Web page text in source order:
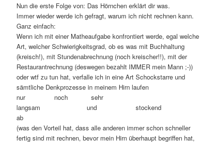
Nun die erste Folge von: Das Hörnchen erklärt dir was.
Immer wieder werde ich gefragt, warum ich nicht rechnen kann.
Ganz einfach:
Wenn ich mit einer Matheaufgabe konfrontiert werde, egal welche
Art, welcher Schwierigkeitsgrad, ob es was mit Buchhaltung
(kreisch!), mit Stundenabrechnung (noch kreischer!!), mit der
Restaurantrechnung (deswegen bezahlt IMMER mein Mann ;-))
oder wtf zu tun hat, verfalle ich in eine Art Schockstarre und
sämtliche Denkprozesse in meinem Hirn laufen
nur noch sehr
langsam und stockend
ab
(was den Vorteil hat, dass alle anderen immer schon schneller
fertig sind mit rechnen, bevor mein Hirn überhaupt begriffen hat,